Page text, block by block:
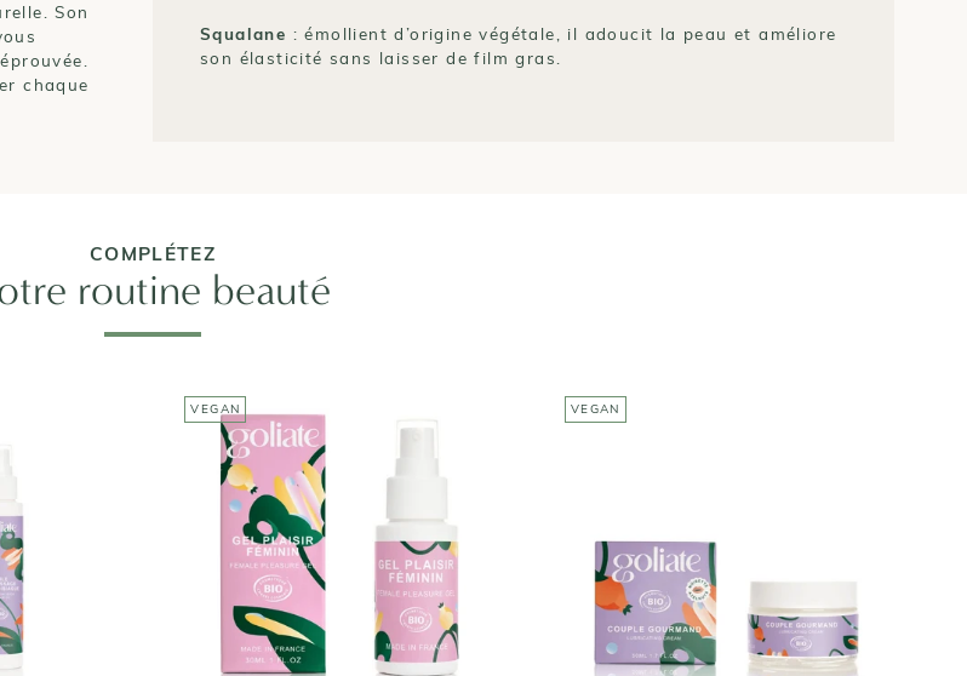
Son
chaque
Squalane : émollient d’origine végétale, il adoucit la peau et améliore
son élasticité sans laisser de film gras.
COMPLÉTEZ
routine beauté
VEGAN
GOLIATE
Gel Plaisir Féminin
29,90€
Taille : 30 mL
VEGAN
Lubrifiant - Le Couple
Gourmand
34,90€
Taille : 50 mL